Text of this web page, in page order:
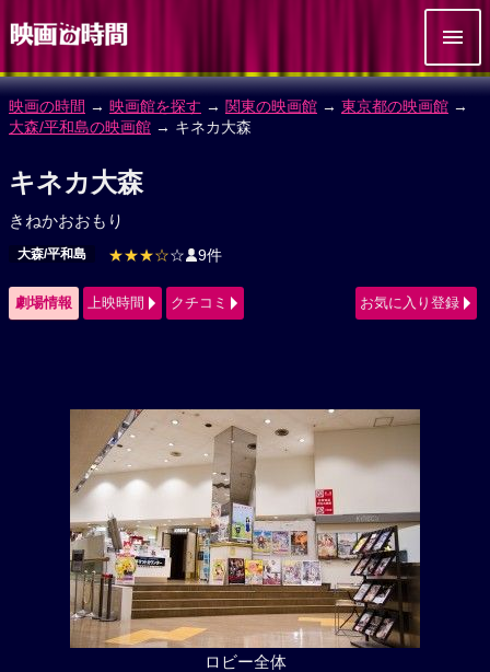
映画の時間 → 映画館を探す → 関東の映画館 → 東京都の映画館 →
大森/平和島の映画館 → キネカ大森
キネカ大森
きねかおおもり
大森/平和島 ★★★☆☆ 9件
劇場情報 上映時間 クチコミ お気に入り登録
ロビー全体